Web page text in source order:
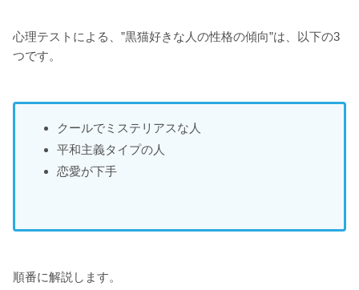
心理テストによる、”黒猫好きな人の性格の傾向”は、以下の3
つです。
クールでミステリアスな人
平和主義タイプの人
恋愛が下手
順番に解説します。